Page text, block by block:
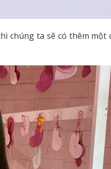
chúng ta sẽ có thêm một